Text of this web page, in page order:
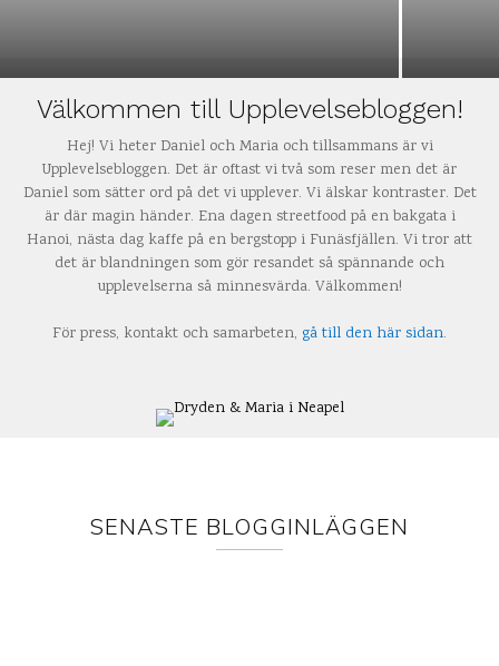
Välkommen till Upplevelsebloggen!
Hej! Vi heter Daniel och Maria och tillsammans är vi
Upplevelsebloggen. Det är oftast vi två som reser men det är
Daniel som sätter ord på det vi upplever. Vi älskar kontraster. Det
är där magin händer. Ena dagen streetfood på en bakgata i
Hanoi, nästa dag kaffe på en bergstopp i Funäsfjällen. Vi tror att
det är blandningen som gör resandet så spännande och
upplevelserna så minnesvärda. Välkommen!
För press, kontakt och samarbeten, gå till den här sidan.
SENASTE BLOGGINLÄGGEN